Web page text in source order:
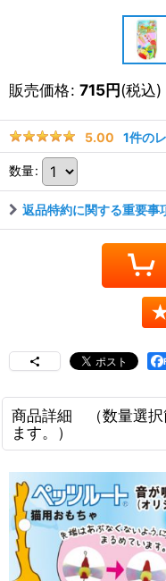
販売価格: 715円(税込)
5.00 1件の
数量:
返品特約に関する重要事
商品詳細 （数量選択
ます。）